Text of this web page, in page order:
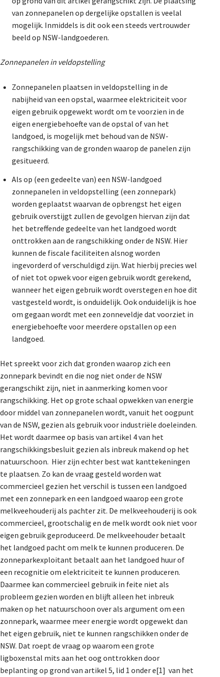
van zonnepanelen op dergelijke opstallen is veelal
mogelijk. Inmiddels is dit ook een steeds vertrouwder
beeld op NSW-landgoederen.
Zonnepanelen in veldopstelling
Zonnepanelen plaatsen in veldopstelling in de
nabijheid van een opstal, waarmee elektriciteit voor
eigen gebruik opgewekt wordt om te voorzien in de
eigen energiebehoefte van de opstal of van het
landgoed, is mogelijk met behoud van de NSW-
rangschikking van de gronden waarop de panelen zijn
gesitueerd.
Als op (een gedeelte van) een NSW-landgoed
zonnepanelen in veldopstelling (een zonnepark)
worden geplaatst waarvan de opbrengst het eigen
gebruik overstijgt zullen de gevolgen hiervan zijn dat
het betreffende gedeelte van het landgoed wordt
onttrokken aan de rangschikking onder de NSW. Hier
kunnen de fiscale faciliteiten alsnog worden
ingevorderd of verschuldigd zijn. Wat hierbij precies wel
of niet tot opwek voor eigen gebruik wordt gerekend,
wanneer het eigen gebruik wordt overstegen en hoe dit
vastgesteld wordt, is onduidelijk. Ook onduidelijk is hoe
om gegaan wordt met een zonneveldje dat voorziet in
energiebehoefte voor meerdere opstallen op een
landgoed.
Het spreekt voor zich dat gronden waarop zich een
zonnepark bevindt en die nog niet onder de NSW
gerangschikt zijn, niet in aanmerking komen voor
rangschikking. Het op grote schaal opwekken van energie
door middel van zonnepanelen wordt, vanuit het oogpunt
van de NSW, gezien als gebruik voor industriële doeleinden.
Het wordt daarmee op basis van artikel 4 van het
rangschikkingsbesluit gezien als inbreuk makend op het
natuurschoon. Hier zijn echter best wat kanttekeningen
te plaatsen. Zo kan de vraag gesteld worden wat
commercieel gezien het verschil is tussen een landgoed
met een zonnepark en een landgoed waarop een grote
melkveehouderij als pachter zit. De melkveehouderij is ook
commercieel, grootschalig en de melk wordt ook niet voor
eigen gebruik geproduceerd. De melkveehouder betaalt
het landgoed pacht om melk te kunnen produceren. De
zonneparkexploitant betaalt aan het landgoed huur of
een recognitie om elektriciteit te kunnen produceren.
Daarmee kan commercieel gebruik in feite niet als
probleem gezien worden en blijft alleen het inbreuk
maken op het natuurschoon over als argument om een
zonnepark, waarmee meer energie wordt opgewekt dan
het eigen gebruik, niet te kunnen rangschikken onder de
NSW. Dat roept de vraag op waarom een grote
ligboxenstal mits aan het oog onttrokken door
beplanting op grond van artikel 5, lid 1 onder e[1] van het